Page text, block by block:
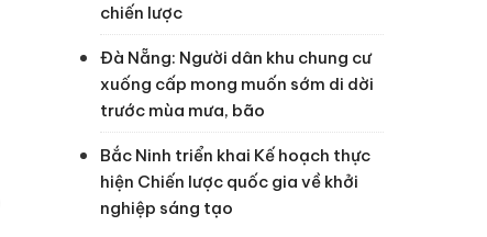
chiến lược
Đà Nẵng: Người dân khu chung cư
xuống cấp mong muốn sớm di dời
trước mùa mưa, bão
Bắc Ninh triển khai Kế hoạch thực
hiện Chiến lược quốc gia về khởi
nghiệp sáng tạo